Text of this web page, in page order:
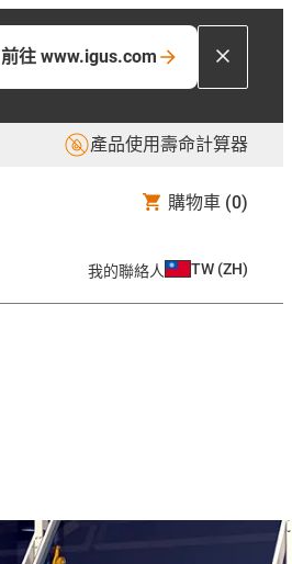
前往 www.igus.com
產品使用壽命計算器
購物車 (0)
我的聯絡人 TW (ZH)